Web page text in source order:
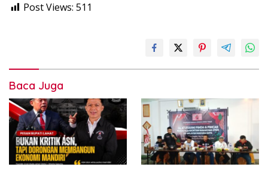
Post Views: 511
Baca Juga